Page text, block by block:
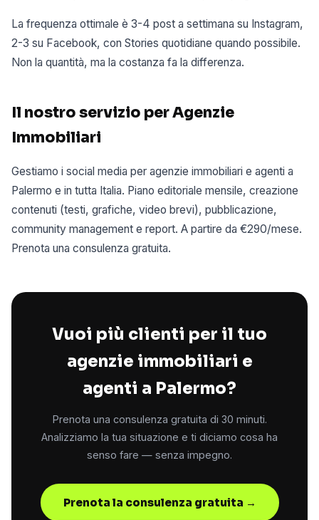
La frequenza ottimale è 3-4 post a settimana su Instagram,
2-3 su Facebook, con Stories quotidiane quando possibile.
Non la quantità, ma la costanza fa la differenza.
Il nostro servizio per Agenzie
Immobiliari
Gestiamo i social media per agenzie immobiliari e agenti a
Palermo e in tutta Italia. Piano editoriale mensile, creazione
contenuti (testi, grafiche, video brevi), pubblicazione,
community management e report. A partire da €290/mese.
Prenota una consulenza gratuita.
Vuoi più clienti per il tuo
agenzie immobiliari e
agenti a Palermo?
Prenota una consulenza gratuita di 30 minuti.
Analizziamo la tua situazione e ti diciamo cosa ha
senso fare — senza impegno.
Prenota la consulenza gratuita →